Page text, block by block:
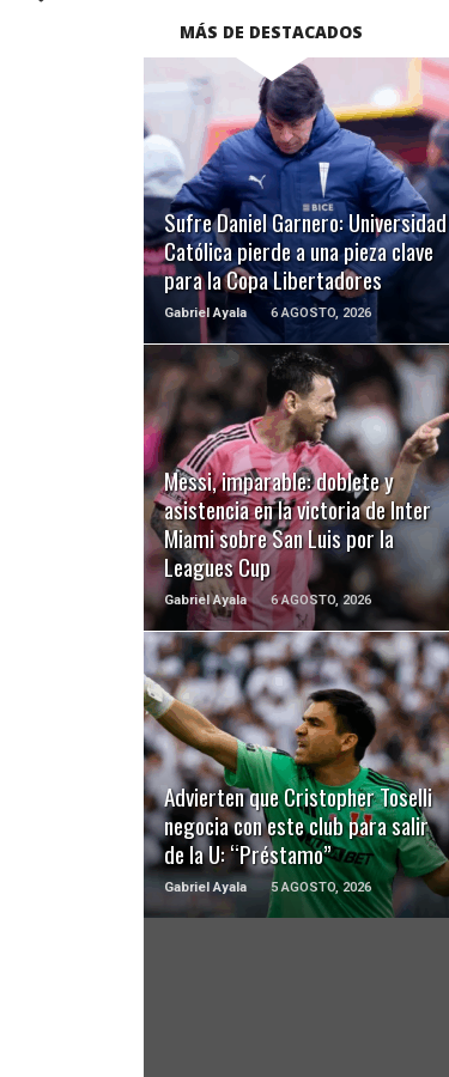
MÁS DE DESTACADOS
Sufre Daniel Garnero: Universidad
Católica pierde a una pieza clave
para la Copa Libertadores
Gabriel Ayala 6 AGOSTO, 2026
LEER MÁS
Messi, imparable: doblete y
asistencia en la victoria de Inter
Miami sobre San Luis por la
Leagues Cup
Gabriel Ayala 6 AGOSTO, 2026
LEER MÁS
Advierten que Cristopher Toselli
negocia con este club para salir
de la U: “Préstamo”
Gabriel Ayala 5 AGOSTO, 2026
LEER MÁS